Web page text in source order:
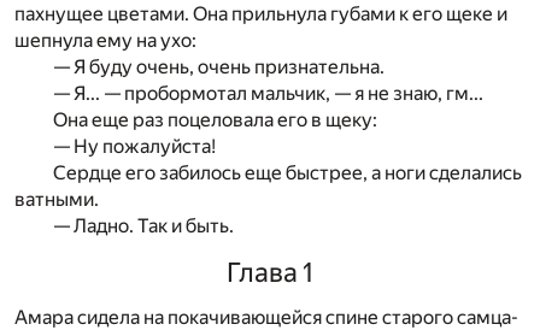
пахнущее цветами. Она прильнула губами к его щеке и
шепнула ему на ухо:
— Я буду очень, очень признательна.
— Я... — пробормотал мальчик, — я не знаю, гм...
Она еще раз поцеловала его в щеку:
— Ну пожалуйста!
Сердце его забилось еще быстрее, а ноги сделались
ватными.
— Ладно. Так и быть.
Глава 1
Амара сидела на покачивающейся спине старого самца-